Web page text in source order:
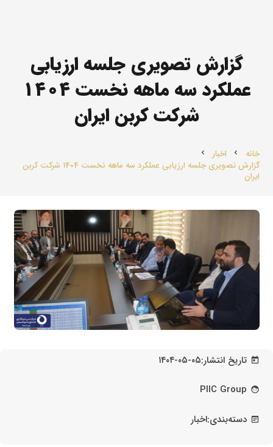
گزارش تصویری جلسه ارزیابی
عملکرد سه ماهه نخست 1404
شرکت‌ کربن ایران
خانه chevron_left اخبار chevron_left
گزارش تصویری جلسه ارزیابی عملکرد سه ماهه نخست 1404 شرکت‌ کربن
ایران
today تاریخ انتشار:۱۴۰۴-۰۵-۰۵
face
PIIC Group
wysiwyg دسته‌بندی:اخبار